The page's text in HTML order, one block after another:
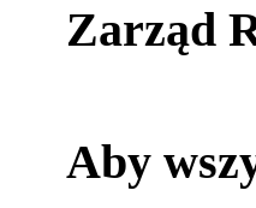
Zarząd
Aby